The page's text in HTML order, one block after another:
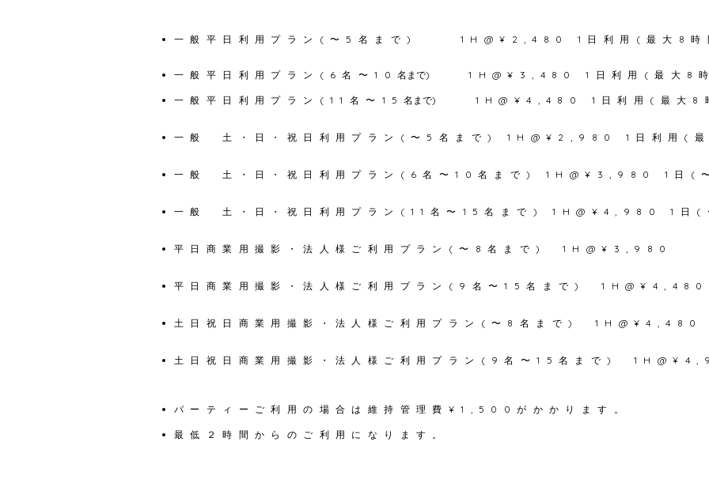
一般平日利用プラン(〜5 名まで) 1H@¥2,480 1日 利用 (最大8
一般平日利用プラン(6名〜10 名まで) 1H@¥3,480​ 1日 利用 (最大8
一般平日利用プラン(11 名〜15名まで) 1H@¥4,48 0 1日利用(最大
一般 土・日・祝日利用プラン(〜5 名まで) 1H@¥2,980 1 日利用(最
一般 土・日・祝日利用プラン(6名〜10名まで) 1H@¥3,980 1
一般 土・日・祝日利用プラン(11名〜15名まで) 1H@¥4,980 1
平日商業用撮影・法人様ご利用プラン(〜8名まで) 1H@¥3,980
平日商業用撮影・法人様ご利用プラン(9名〜15名まで) 1H@¥4,480
土日祝日商業用撮影・法人様ご 利用プラン(〜8名まで) 1H@¥4,48 0
土日祝日商業用撮影・法人様ご 利用プラン(9名〜15名まで)
パーティーご利用の場合は維持管理費¥1,500がかかります。
​最低２時間からのご利用 になります。